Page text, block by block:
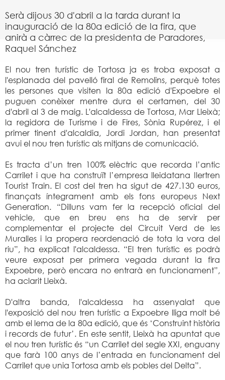
Serà dijous 30 d'abril a la tarda durant la
inauguració de la 80a edició de la fira, que
anirà a càrrec de la presidenta de Paradores,
Raquel Sánchez
El nou tren turístic de Tortosa ja es troba exposat a
l'esplanada del pavelló firal de Remolins, perquè totes
les persones que visiten la 80a edició d'Expoebre el
puguen conèixer mentre dura el certamen, del 30
d'abril al 3 de maig. L'alcaldessa de Tortosa, Mar Lleixà;
la regidora de Turisme i de Fires, Sònia Rupérez, i el
primer tinent d'alcaldia, Jordi Jordan, han presentat
avui el nou tren turístic als mitjans de comunicació.
Es tracta d’un tren 100% elèctric que recorda l’antic
Carrilet i que ha construït l’empresa lleidatana Ilertren
Tourist Train. El cost del tren ha sigut de 427.130 euros,
finançats íntegrament amb els fons europeus Next
Generation. “Dilluns vam fer la recepció oficial del
vehicle, que en breu ens ha de servir per
complementar el projecte del Circuit Verd de les
Muralles i la propera reordenació de tota la vora del
riu”, ha explicat l'alcaldessa. “El tren turístic es podrà
veure exposat per primera vegada durant la fira
Expoebre, però encara no entrarà en funcionament”,
ha aclarit Lleixà.
D'altra banda, l'alcaldessa ha assenyalat que
l'exposició del nou tren turístic a Expoebre lliga molt bé
amb el lema de la 80a edició, que és ‘Construint història
i records de futur’. En este sentit, Lleixà ha apuntat que
el nou tren turístic és “un Carrilet del segle XXI, enguany
que farà 100 anys de l’entrada en funcionament del
Carrilet que unia Tortosa amb els pobles del Delta”.